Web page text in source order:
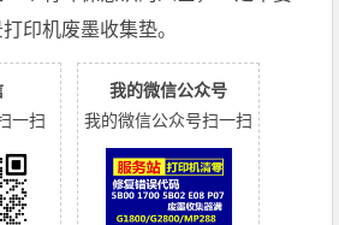
印机废墨收集垫。
一扫
我的微信公众号
我的微信公众号扫一扫